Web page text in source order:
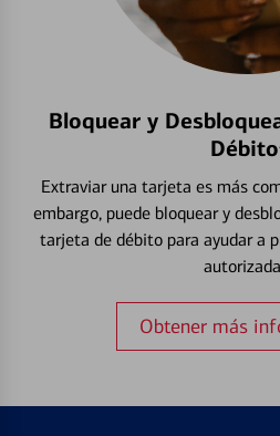
Bloquear y
Extraviar una tarjeta es más
embargo, puede bloquear y
tarjeta de débito para ayudar a
Obtener más